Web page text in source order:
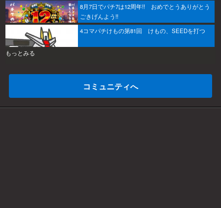
8月7日でパチ7は12周年!! おめでとうありがとう
ごきげんよう!!
4コマパチけもの第81回 けもの、SEEDを打つ
もっとみる
コミュニティへ